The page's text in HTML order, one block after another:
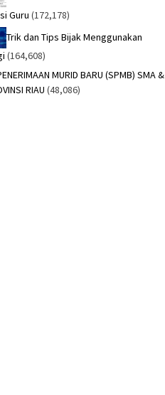
Guru (172,178)
Trik dan Tips Bijak Menggunakan
(164,608)
MURID BARU (SPMB) SMA &
RIAU (48,086)